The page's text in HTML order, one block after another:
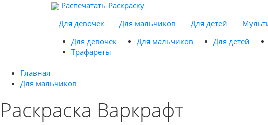
Распечатать-Раскраску
Для девочек
Для мальчиков Для детей
Для девочек
Для мальчиков Для детей
Трафареты
Главная
Для мальчиков
Раскраска Варкрафт